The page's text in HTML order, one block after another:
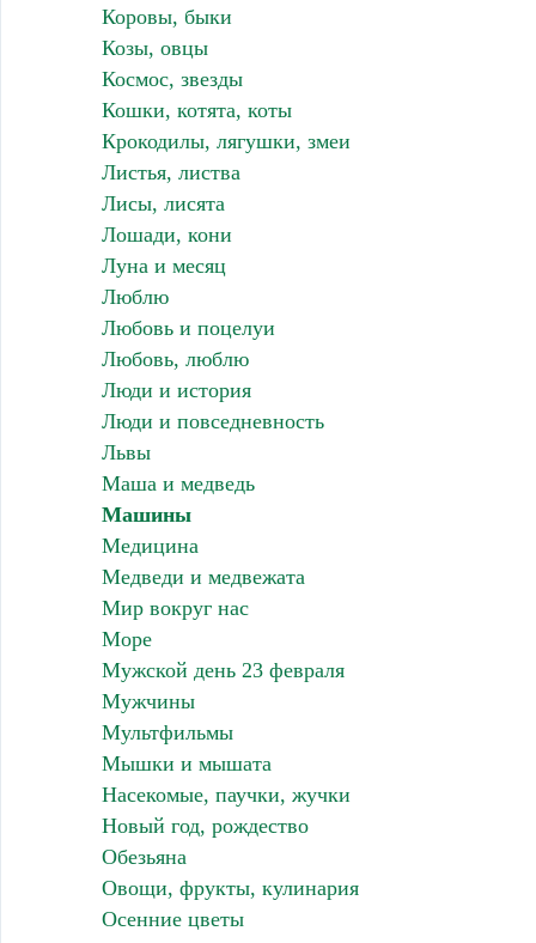
Коровы, быки
Козы, овцы
Космос, звезды
Кошки, котята, коты
Крокодилы, лягушки, змеи
Листья, листва
Лисы, лисята
Лошади, кони
Луна и месяц
Люблю
Любовь и поцелуи
Любовь, люблю
Люди и история
Люди и повседневность
Львы
Маша и медведь
Машины
Медицина
Медведи и медвежата
Мир вокруг нас
Море
Мужской день 23 февраля
Мужчины
Мультфильмы
Мышки и мышата
Насекомые, паучки, жучки
Новый год, рождество
Обезьяна
Овощи, фрукты, кулинария
Осенние цветы